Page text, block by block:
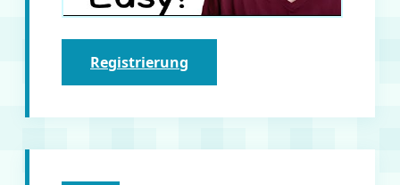
Registrierung